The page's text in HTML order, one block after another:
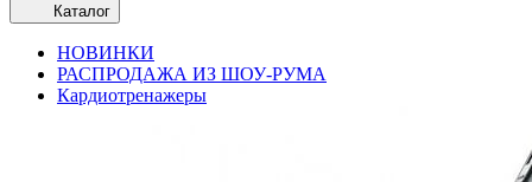
Каталог
НОВИНКИ
РАСПРОДАЖА ИЗ ШОУ-РУМА
Кардиотренажеры